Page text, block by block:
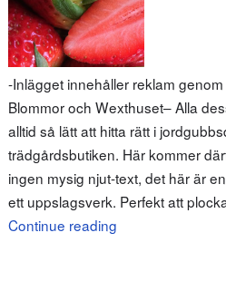
-Inlägget innehåller reklam
Blommor och Wexthuset– Alla
alltid så lätt att hitta rätt i
trädgårdsbutiken. Här kommer
ingen mysig njut-text, det här är
ett uppslagsverk. Perfekt att
Continue reading